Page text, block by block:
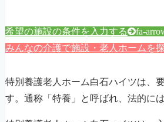
希望の施設の条件を入力する fa-
みんなの介護で施設・老人ホームを
特別養護老人ホーム白石ハイツは、
す。通称「特養」と呼ばれ、法的に